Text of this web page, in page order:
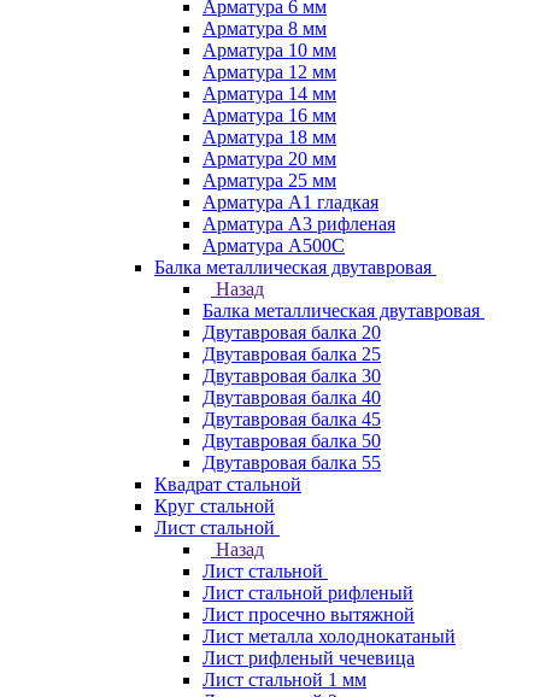
Арматура 6 мм
Арматура 8 мм
Арматура 10 мм
Арматура 12 мм
Арматура 14 мм
Арматура 16 мм
Арматура 18 мм
Арматура 20 мм
Арматура 25 мм
Арматура А1 гладкая
Арматура А3 рифленая
Арматура А500С
Балка металлическая двутавровая
Назад
Балка металлическая двутавровая
Двутавровая балка 20
Двутавровая балка 25
Двутавровая балка 30
Двутавровая балка 40
Двутавровая балка 45
Двутавровая балка 50
Двутавровая балка 55
Квадрат стальной
Круг стальной
Лист стальной
Назад
Лист стальной
Лист стальной рифленый
Лист просечно вытяжной
Лист металла холоднокатаный
Лист рифленый чечевица
Лист стальной 1 мм